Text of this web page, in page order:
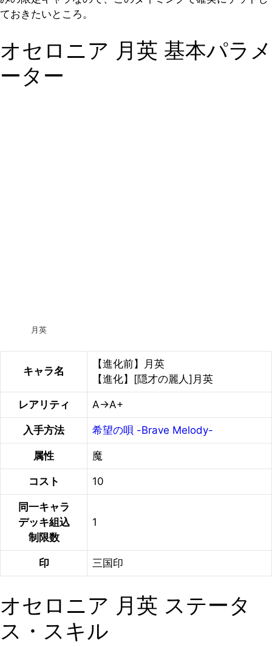
ておきたいところ。
オセロニア 月英 基本パラメ
ーター
月英
キャラ名
【進化前】月英
【進化】[隠才の麗人]月英
レアリティ A→A+
入手方法 希望の唄 -Brave Melody-
属性 魔
コスト 10
同一キャラ
デッキ組込
制限数
1
印 三国印
オセロニア 月英 ステータ
ス・スキル